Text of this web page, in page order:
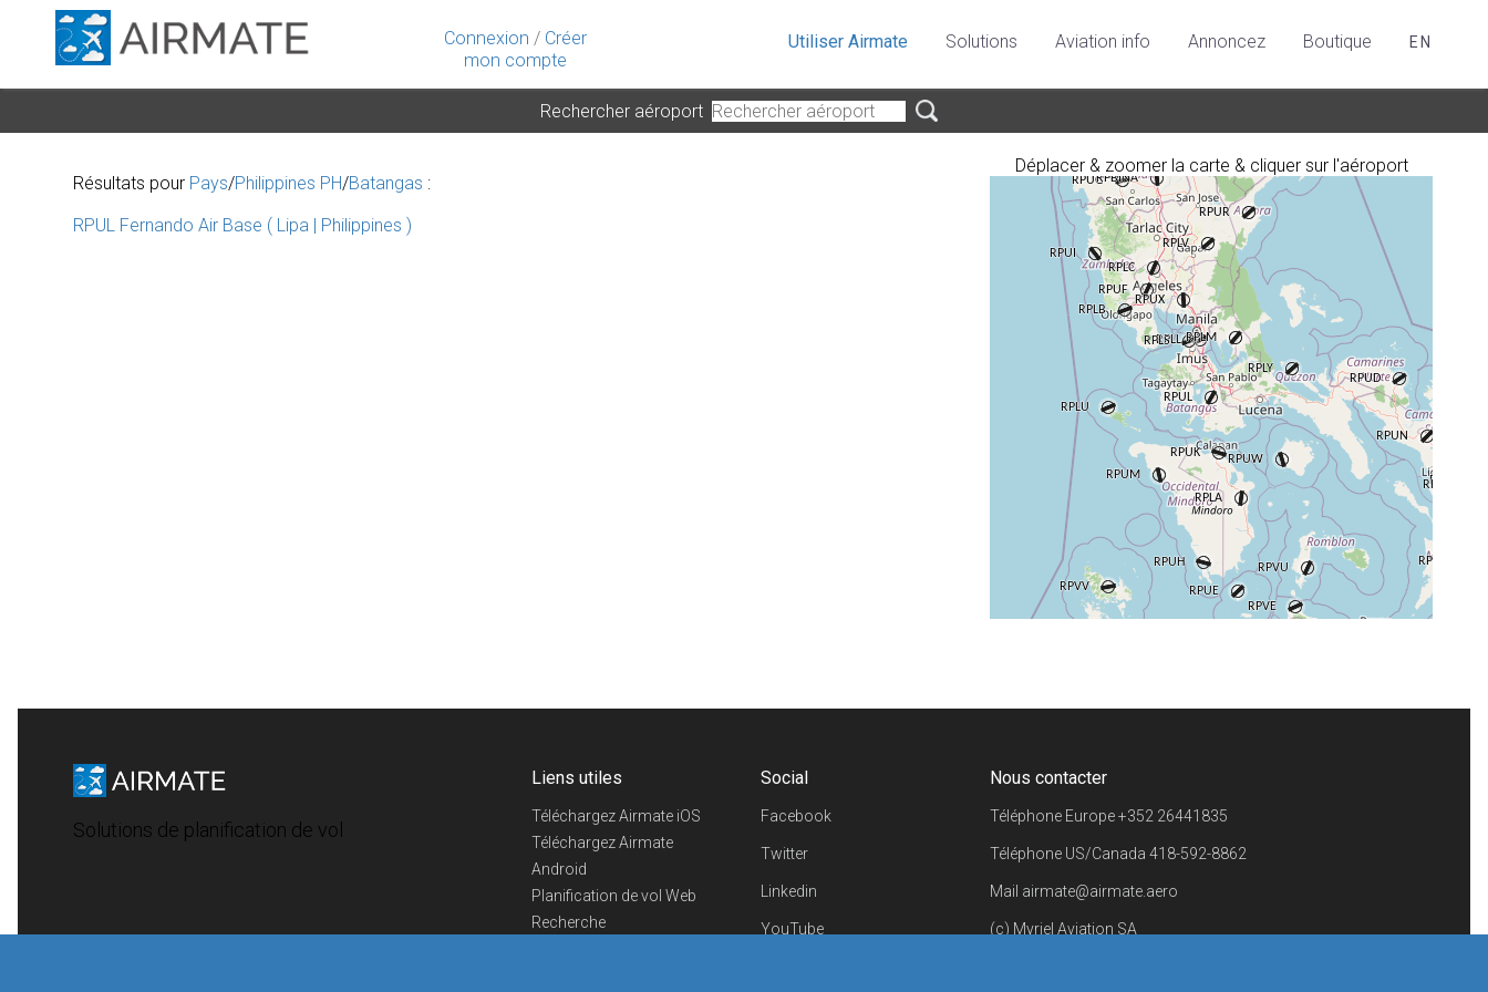
Connexion / Créer
mon compte
Utiliser Airmate Solutions Aviation info Annoncez Boutique EN
Rechercher aéroport
Déplacer & zoomer la carte & cliquer sur l'aéroport
©OpenStreetMapcontributors.
Résultats pour Pays/Philippines PH/Batangas :
RPUL Fernando Air Base ( Lipa | Philippines )
Solutions de planification de vol
Liens utiles
Téléchargez Airmate iOS
Téléchargez Airmate
Android
Planification de vol Web
Recherche
Social
Facebook
Twitter
Linkedin
YouTube
Nous contacter
Téléphone Europe+352 26441835
Téléphone US/Canada 418-592-8862
Mail airmate@airmate.aero
(c) Myriel Aviation SA